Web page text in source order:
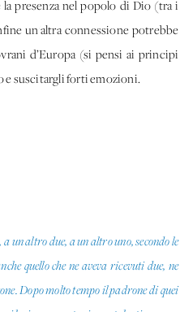
presenza nel popolo di Dio (tra i
un'altra connessione potrebbe
d’Europa (si pensi ai principi
e suscitargli forti emozioni.
un altro due, a un altro uno, secondo le
quello che ne aveva ricevuti due, ne
Dopo molto tempo il padrone di quei